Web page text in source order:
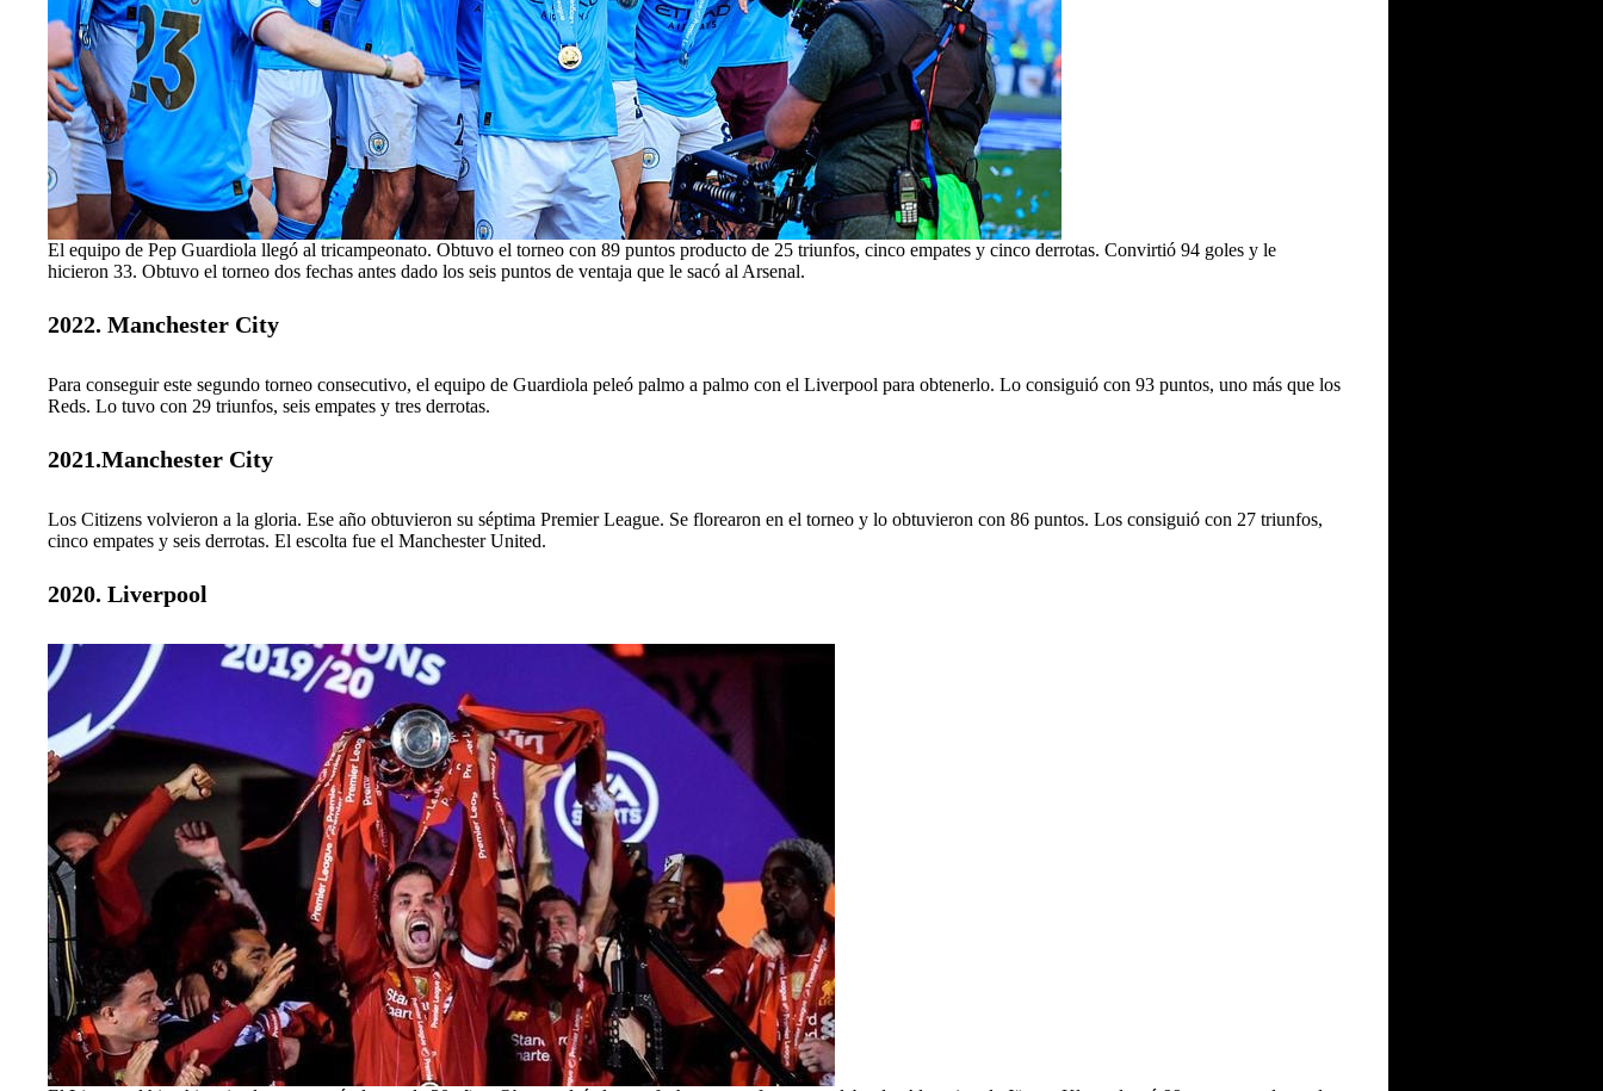
El equipo de Pep Guardiola llegó al tricampeonato. Obtuvo el torneo con 89 puntos producto de 25 triunfos, cinco empates y cinco derrotas. Convirtió 94 goles y le
hicieron 33. Obtuvo el torneo dos fechas antes dado los seis puntos de ventaja que le sacó al Arsenal.
2022. Manchester City
Para conseguir este segundo torneo consecutivo, el equipo de Guardiola peleó palmo a palmo con el Liverpool para obtenerlo. Lo consiguió con 93 puntos, uno más que los
Reds. Lo tuvo con 29 triunfos, seis empates y tres derrotas.
2021.Manchester City
Los Citizens volvieron a la gloria. Ese año obtuvieron su séptima Premier League. Se florearon en el torneo y lo obtuvieron con 86 puntos. Los consiguió con 27 triunfos,
cinco empates y seis derrotas. El escolta fue el Manchester United.
2020. Liverpool